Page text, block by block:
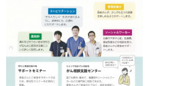
病院誌
病院指標
個人情報保護方針